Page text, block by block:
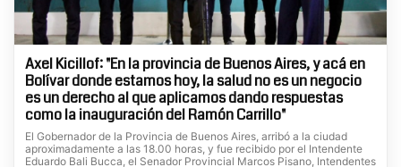
Axel Kicillof: "En la provincia de Buenos Aires, y acá en
Bolívar donde estamos hoy, la salud no es un negocio
es un derecho al que aplicamos dando respuestas
como la inauguración del Ramón Carrillo"
El Gobernador de la Provincia de Buenos Aires, arribó a la ciudad
aproximadamente a las 18.00 horas, y fue recibido por el Intendente
Eduardo Bali Bucca, el Senador Provincial Marcos Pisano, Intendentes